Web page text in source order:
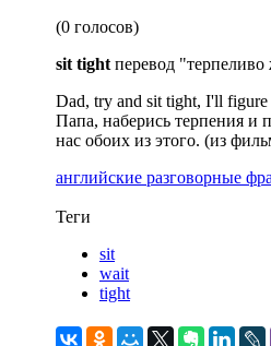
(0 голосов)
sit tight перевод "терпеливо
Dad, try and sit tight, I'll
Папа, наберись терпения и
нас обоих из этого. (из
английские разговорные
Теги
sit
wait
tight